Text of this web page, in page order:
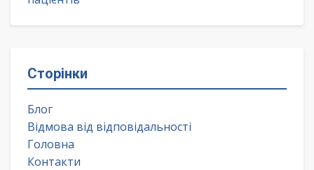
Сторінки
Блог
Відмова від відповідальності
Головна
Контакти